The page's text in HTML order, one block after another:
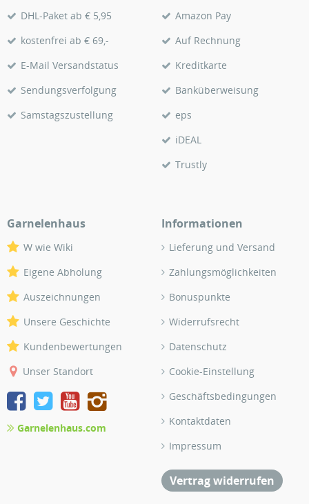
DHL-Paket ab € 5,95
kostenfrei ab € 69,-
E-Mail Versandstatus
Sendungsverfolgung
Samstagszustellung
Amazon Pay
Auf Rechnung
Kreditkarte
Banküberweisung
eps
iDEAL
Trustly
Garnelenhaus
W wie Wiki
Eigene Abholung
Auszeichnungen
Unsere Geschichte
Kundenbewertungen
Unser Standort
Garnelenhaus.com
Informationen
Lieferung und Versand
Zahlungsmöglichkeiten
Bonuspunkte
Widerrufsrecht
Datenschutz
Cookie-Einstellung
Geschäftsbedingungen
Kontaktdaten
Impressum
Vertrag widerrufen